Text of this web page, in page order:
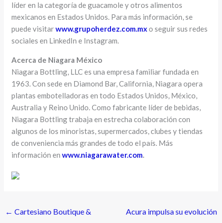
líder en la categoría de guacamole y otros alimentos
mexicanos en Estados Unidos. Para más información, se
puede visitarwww.grupoherdez.com.mxo seguir sus redes
sociales en LinkedIn e Instagram.
Acerca de Niagara México
Niagara Bottling, LLC es una empresa familiar fundada en
1963. Con sede en Diamond Bar, California, Niagara opera
plantas embotelladoras en todo Estados Unidos, México,
Australia y Reino Unido. Como fabricante líder de bebidas,
Niagara Bottling trabaja en estrecha colaboración con
algunos de los minoristas, supermercados, clubes y tiendas
de conveniencia más grandes de todo el país. Más
información en www.niagarawater.com.
← Cartesiano Boutique &
Acura impulsa su evolución